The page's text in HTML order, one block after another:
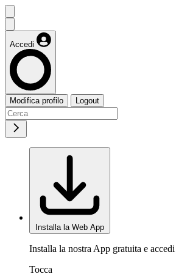
Accedi
Modifica profilo Logout
Installa la Web App
Installa la nostra App gratuita e
Tocca